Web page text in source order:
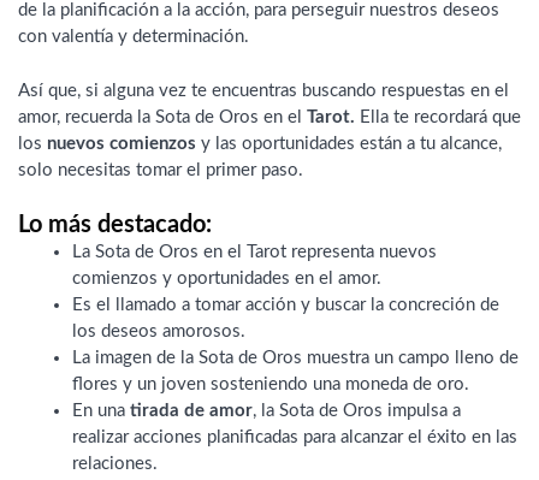
de la planificación a la acción, para perseguir nuestros deseos
con valentía y determinación.
Así que, si alguna vez te encuentras buscando respuestas en el
amor, recuerda la Sota de Oros en el Tarot. Ella te recordará que
los nuevos comienzos y las oportunidades están a tu alcance,
solo necesitas tomar el primer paso.
Lo más destacado:
La Sota de Oros en el Tarot representa nuevos
comienzos y oportunidades en el amor.
Es el llamado a tomar acción y buscar la concreción de
los deseos amorosos.
La imagen de la Sota de Oros muestra un campo lleno de
flores y un joven sosteniendo una moneda de oro.
En una tirada de amor, la Sota de Oros impulsa a
realizar acciones planificadas para alcanzar el éxito en las
relaciones.